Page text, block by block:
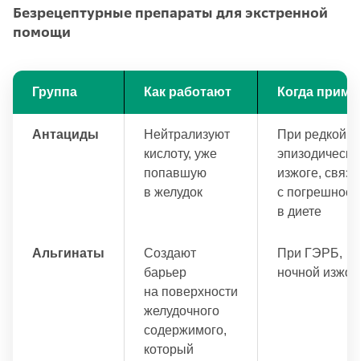
Безрецептурные препараты для экстренной
помощи
Группа Как работают Когда
Антациды
Нейтрализуют
кислоту, уже
попавшую
в желудок
При редкой,
изжоге,
с
в диете
Альгинаты
Создают
барьер
на поверхности
желудочного
содержимого,
который
При ГЭРБ,
ночной